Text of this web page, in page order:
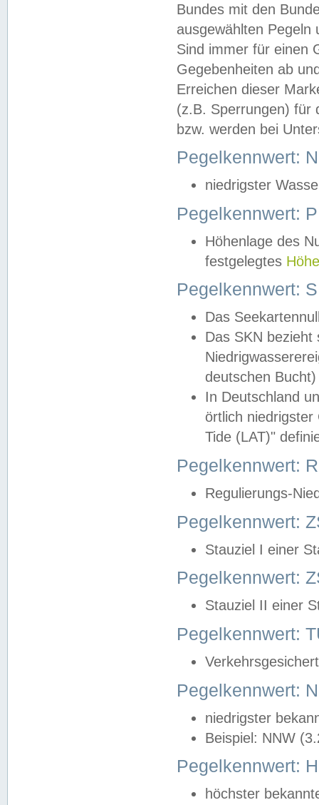
Bundes mit den
ausgewählten
Sind immer für einen
Gegebenheiten ab
Erreichen dieser
(z.B. Sperrungen) für
bzw. werden bei
Pegelkennwert:
niedrigster
Pegelkennwert:
Höhenlage des
festgelegtes
Pegelkennwert:
Das
Das SKN
deutschen
In Deutschland
örtlich
Tide (LAT)"
Pegelkennwert:
Regulierungs-
Pegelkennwert:
Stauziel I einer
Pegelkennwert:
Stauziel II einer
Pegelkennwert:
Pegelkennwert:
niedrigster
Beispiel: NNW
Pegelkennwert:
höchster